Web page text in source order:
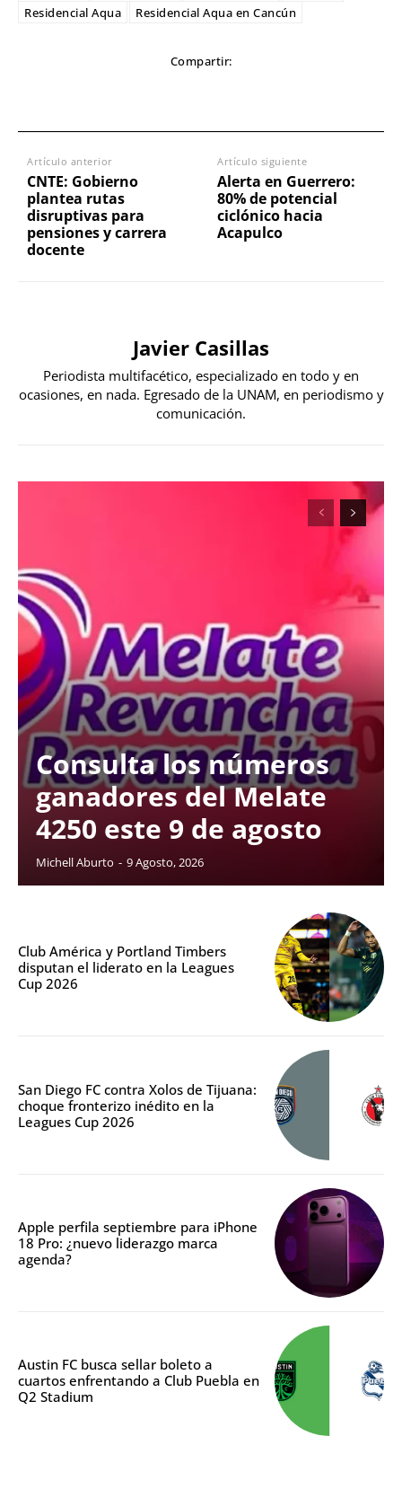
Residencial Aqua Residencial Aqua en Cancún
Compartir:
Artículo anterior
CNTE: Gobierno
plantea rutas
disruptivas para
pensiones y carrera
docente
Artículo siguiente
Alerta en Guerrero:
80% de potencial
ciclónico hacia
Acapulco
Javier Casillas
Periodista multifacético, especializado en todo y en
ocasiones, en nada. Egresado de la UNAM, en periodismo y
comunicación.
Consulta los números
ganadores del Melate
4250 este 9 de agosto
Michell Aburto - 9 Agosto, 2026
Club América y Portland Timbers
disputan el liderato en la Leagues
Cup 2026
San Diego FC contra Xolos de Tijuana:
choque fronterizo inédito en la
Leagues Cup 2026
Apple perfila septiembre para iPhone
18 Pro: ¿nuevo liderazgo marca
agenda?
Austin FC busca sellar boleto a
cuartos enfrentando a Club Puebla en
Q2 Stadium